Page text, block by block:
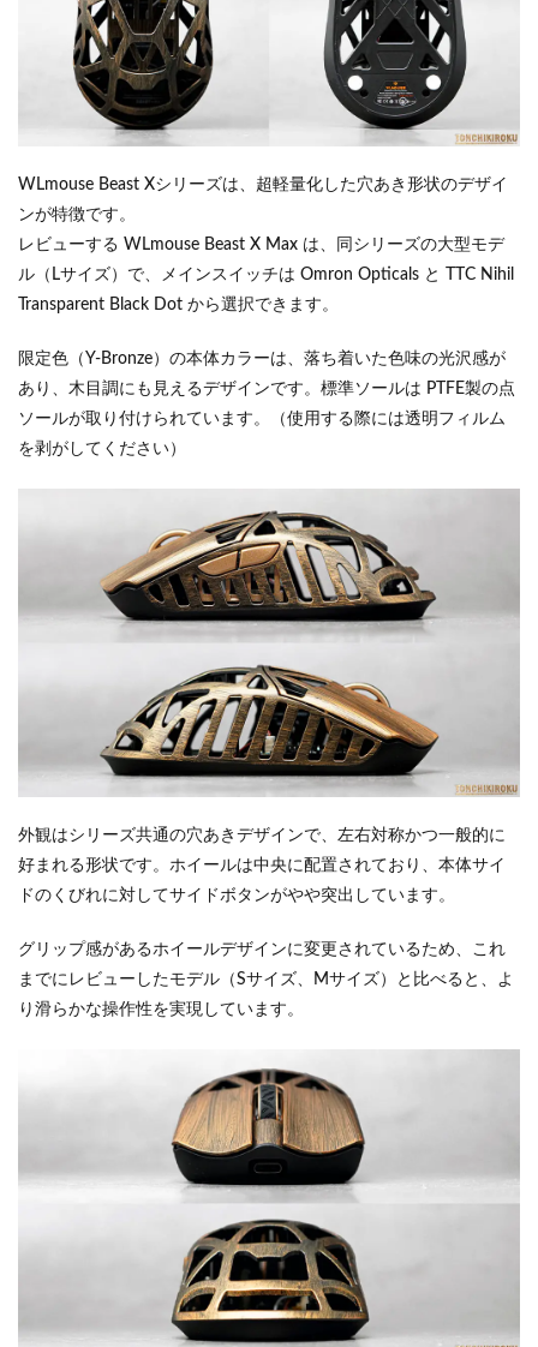
WLmouse Beast Xシリーズは、超軽量化した穴あき形状のデザイ
ンが特徴です。
レビューする WLmouse Beast X Max は、同シリーズの大型モデ
ル（Lサイズ）で、メインスイッチは Omron Opticals と TTC Nihil
Transparent Black Dot から選択できます。
限定色（Y-Bronze）の本体カラーは、落ち着いた色味の光沢感が
あり、木目調にも見えるデザインです。標準ソールは PTFE製の点
ソールが取り付けられています。（使用する際には透明フィルム
を剥がしてください）
外観はシリーズ共通の穴あきデザインで、左右対称かつ一般的に
好まれる形状です。ホイールは中央に配置されており、本体サイ
ドのくびれに対してサイドボタンがやや突出しています。
グリップ感があるホイールデザインに変更されているため、これ
までにレビューしたモデル（Sサイズ、Mサイズ）と比べると、よ
り滑らかな操作性を実現しています。